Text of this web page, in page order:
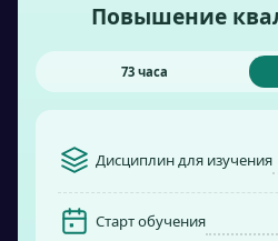
Повышение
73 часа
Дисциплин для изучения
Старт обучения